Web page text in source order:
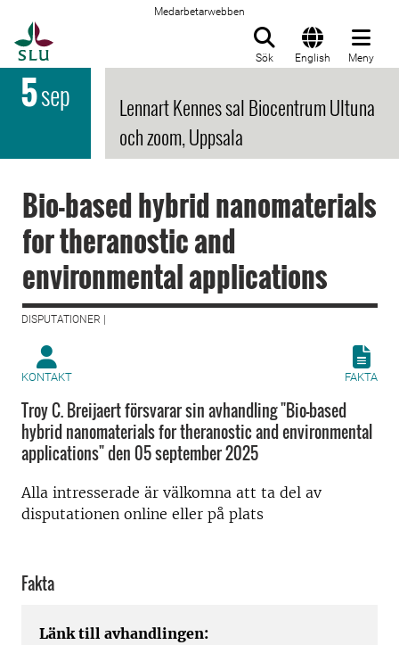
Medarbetarwebben
Sök English Meny
5sep
Lennart Kennes sal Biocentrum Ultuna
och zoom, Uppsala
Bio-based hybrid nanomaterials
for theranostic and
environmental applications
DISPUTATIONER |
KONTAKT FAKTA
Troy C. Breijaert försvarar sin avhandling "Bio-based
hybrid nanomaterials for theranostic and environmental
applications" den 05 september 2025
Alla intresserade är välkomna att ta del av
disputationen online eller på plats
Fakta
Länk till avhandlingen: